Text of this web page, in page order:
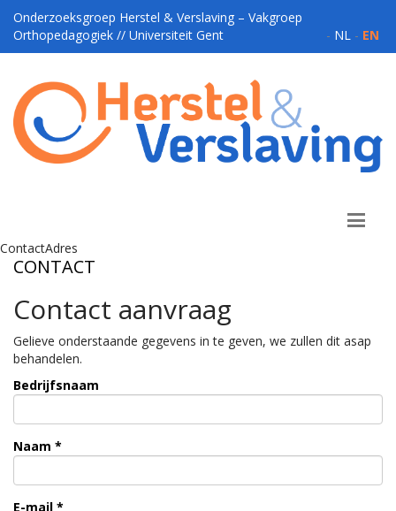
Onderzoeksgroep Herstel & Verslaving – Vakgroep
Orthopedagogiek // Universiteit Gent
- NL - EN
ContactAdres
CONTACT
Contact aanvraag
Gelieve onderstaande gegevens in te geven, we zullen dit asap
behandelen.
Bedrijfsnaam
Naam *
E-mail *